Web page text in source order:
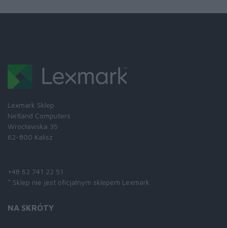
Lexmark Sklep
Netland Computers
Wrocławska 35
62-800 Kalisz
+48 62 741 22 51
* Sklep nie jest oficjalnym sklepem Lexmark.
NA SKRÓTY